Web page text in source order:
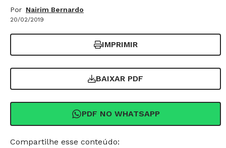
Por Nairim Bernardo
20/02/2019
IMPRIMIR
BAIXAR PDF
PDF NO WHATSAPP
Compartilhe esse conteúdo: